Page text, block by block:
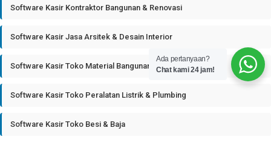
Software Kasir Kontraktor Bangunan & Renovasi
Software Kasir Jasa Arsitek & Desain Interior
Software Kasir Toko Material Bangunan
Software Kasir Toko Peralatan Listrik & Plumbing
Software Kasir Toko Besi & Baja
Ada pertanyaan?
Chat kami 24 jam!